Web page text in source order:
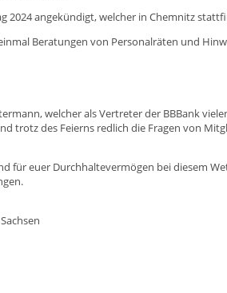
2024 angekündigt, welcher in Chemnitz
Beratungen von Personalräten und
welcher als Vertreter der BBBank
trotz des Feierns redlich die Fragen von
für euer Durchhaltevermögen bei diesem